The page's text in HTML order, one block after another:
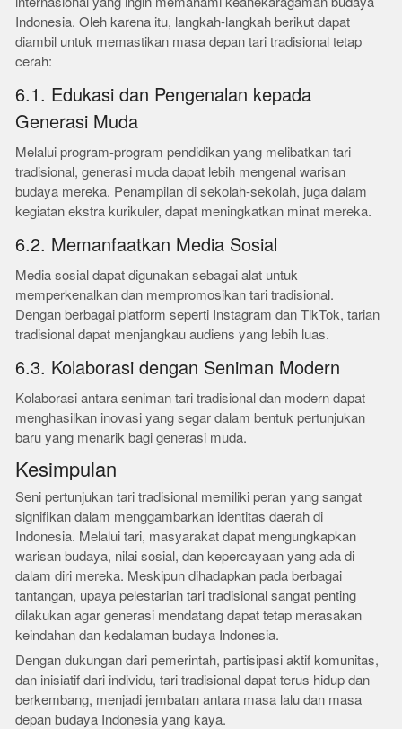
Indonesia. Oleh karena itu, langkah-langkah berikut dapat
diambil untuk memastikan masa depan tari tradisional tetap
cerah:
6.1. Edukasi dan Pengenalan kepada
Generasi Muda
Melalui program-program pendidikan yang melibatkan tari
tradisional, generasi muda dapat lebih mengenal warisan
budaya mereka. Penampilan di sekolah-sekolah, juga dalam
kegiatan ekstra kurikuler, dapat meningkatkan minat mereka.
6.2. Memanfaatkan Media Sosial
Media sosial dapat digunakan sebagai alat untuk
memperkenalkan dan mempromosikan tari tradisional.
Dengan berbagai platform seperti Instagram dan TikTok, tarian
tradisional dapat menjangkau audiens yang lebih luas.
6.3. Kolaborasi dengan Seniman Modern
Kolaborasi antara seniman tari tradisional dan modern dapat
menghasilkan inovasi yang segar dalam bentuk pertunjukan
baru yang menarik bagi generasi muda.
Kesimpulan
Seni pertunjukan tari tradisional memiliki peran yang sangat
signifikan dalam menggambarkan identitas daerah di
Indonesia. Melalui tari, masyarakat dapat mengungkapkan
warisan budaya, nilai sosial, dan kepercayaan yang ada di
dalam diri mereka. Meskipun dihadapkan pada berbagai
tantangan, upaya pelestarian tari tradisional sangat penting
dilakukan agar generasi mendatang dapat tetap merasakan
keindahan dan kedalaman budaya Indonesia.
Dengan dukungan dari pemerintah, partisipasi aktif komunitas,
dan inisiatif dari individu, tari tradisional dapat terus hidup dan
berkembang, menjadi jembatan antara masa lalu dan masa
depan budaya Indonesia yang kaya.